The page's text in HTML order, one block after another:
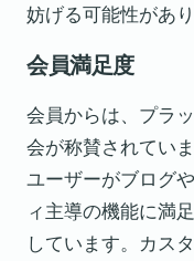
妨げる可能性があり
会員満足度
会員からは、プラ
会が称賛されてい
ユーザーがブログ
ィ主導の機能に満
しています。カス